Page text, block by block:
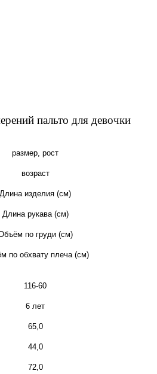
пальто для девочки
размер, рост
возраст
Длина изделия (см)
Длина рукава (см)
по груди (см)
по обхвату плеча (см)
116-60
6 лет
65,0
44,0
72,0